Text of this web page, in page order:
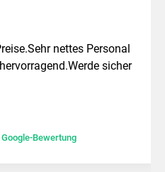
nettes Personal
sicher
Bewertung